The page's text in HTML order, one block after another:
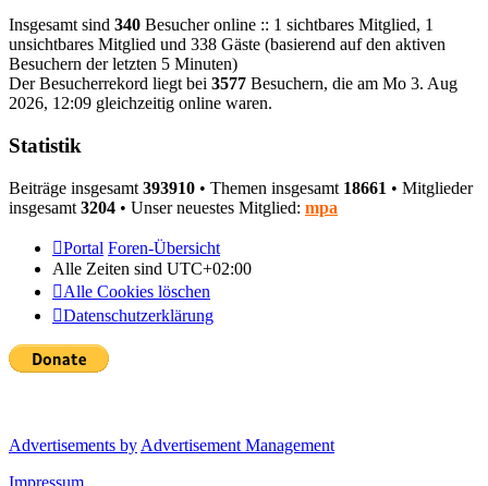
Insgesamt sind 340 Besucher online :: 1 sichtbares Mitglied, 1
unsichtbares Mitglied und 338 Gäste (basierend auf den aktiven
Besuchern der letzten 5 Minuten)
Der Besucherrekord liegt bei 3577 Besuchern, die am Mo 3. Aug
2026, 12:09 gleichzeitig online waren.
Statistik
Beiträge insgesamt 393910 • Themen insgesamt 18661 • Mitglieder
insgesamt 3204 • Unser neuestes Mitglied: mpa
Portal Foren-Übersicht
Alle Zeiten sind UTC+02:00
Alle Cookies löschen
Datenschutzerklärung
Advertisements by Advertisement Management
Impressum